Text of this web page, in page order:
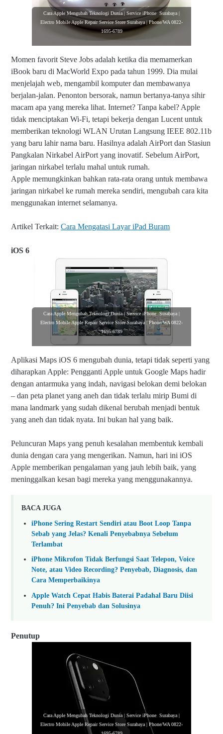
Cara Apple Mengubah Teknologi Dunia | Service iPhone Surabaya |
Electro Mobile Apple Repair Service Store Surabaya | Phone/WA 0822-
1695-6789
Momen favorit Steve Jobs adalah ketika dia memamerkan
iBook baru di MacWorld Expo pada tahun 1999. Dia mulai
menjelajah web, mengambil komputer dan membawanya
berjalan-jalan. Penonton bersorak, namun bertanya-tanya sihir
macam apa yang mereka lihat. Internet? Tanpa kabel? Apple
tidak menciptakan Wi-Fi, tetapi bekerja dengan Lucent untuk
memberikan teknologi WLAN Urutan Langsung IEEE 802.11b
yang baru lahir nama baru. Hasilnya adalah AirPort dan Stasiun
Pangkalan Nirkabel AirPort yang inovatif. Sebelum AirPort,
jaringan nirkabel terlalu mahal untuk rumah.
Apple memungkinkan bahkan rata-rata orang untuk membawa
jaringan nirkabel ke rumah mereka sendiri, mengubah cara kita
menggunakan internet selamanya.
Artikel Terkait: Cara Mengatasi Layar iPad Buram
iOS 6
Cara Apple Mengubah Teknologi Dunia | Service iPhone Surabaya |
Electro Mobile Apple Repair Service Store Surabaya | Phone/WA 0822-
1695-6789
Aplikasi Maps iOS 6 mengubah dunia, tetapi tidak seperti yang
diharapkan Apple: Pengganti Apple untuk Google Maps hadir
dengan antarmuka yang indah, navigasi belokan demi belokan
– dan peta planet yang aneh dan tidak terlalu mirip Bumi di
mana landmark yang sudah dikenal berubah menjadi bentuk
yang aneh dan tidak nyata. Ini bukan hal yang baik.
Peluncuran Maps yang penuh kesalahan membentuk kembali
dunia dengan cara yang mengerikan. Namun, hari ini iOS
Apple memberikan pengalaman yang jauh lebih baik, yang
meninggalkan kesan bagi mereka yang menggunakannya.
BACA JUGA
iPhone Sering Restart Sendiri atau Boot Loop Tanpa
Sebab yang Jelas? Kenali Penyebabnya Sebelum
Terlambat
iPhone Mikrofon Tidak Berfungsi Saat Telepon, Voice
Note, atau Video Recording? Penyebab, Diagnosis, dan
Cara Memperbaikinya
Apple Watch Cepat Habis Baterai Padahal Baru Diisi
Penuh? Ini Penyebab dan Solusinya
Penutup
Cara Apple Mengubah Teknologi Dunia | Service iPhone Surabaya |
Electro Mobile Apple Repair Service Store Surabaya | Phone/WA 0822-